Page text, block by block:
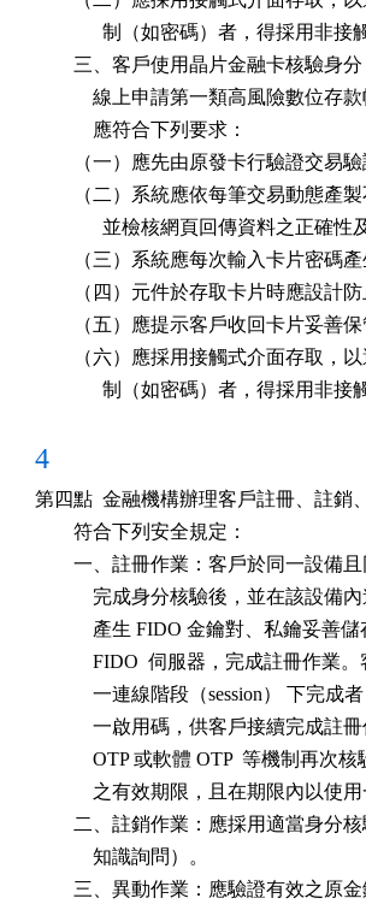
制（如密碼）者，得採用非
三、客戶使用晶片金融卡核驗
線上申請第一類高風險數位
            應符合下列要求：
（一）應先由原發卡行驗證交易驗
（二）系統應依每筆交易動態
並檢核網頁回傳資料之正確性
（三）系統應每次輸入卡片密碼
（四）元件於存取卡片時應設計
（五）應提示客戶收回卡片妥善保
（六）應採用接觸式介面存取
制（如密碼）者，得採用非
4
第四點  金融機構辦理客戶註冊、註銷
        符合下列安全規定：
一、註冊作業：客戶於同一設備
完成身分核驗後，並在該設
產生 FIDO 金鑰對、私鑰妥
FIDO  伺服器，完成註冊作
一連線階段（session） 下完
一啟用碼，供客戶接續完成
OTP 或軟體 OTP  等機制再
之有效期限，且在期限內以使
二、註銷作業：應採用適當身
            知識詢問）。
三、異動作業：應驗證有效之